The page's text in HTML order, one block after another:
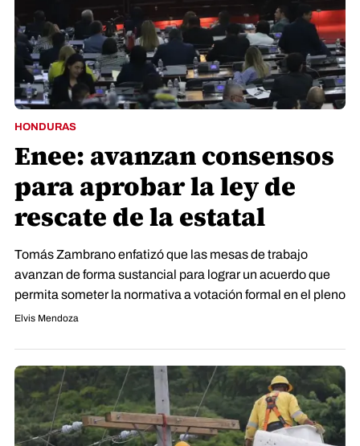
HONDURAS
Enee: avanzan consensos
para aprobar la ley de
rescate de la estatal
Tomás Zambrano enfatizó que las mesas de trabajo
avanzan de forma sustancial para lograr un acuerdo que
permita someter la normativa a votación formal en el pleno
Elvis Mendoza